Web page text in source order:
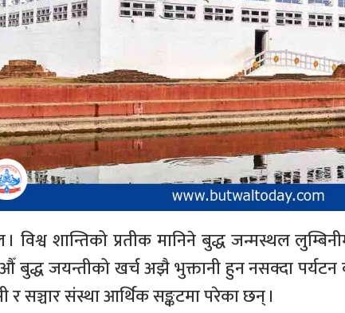
विश्व शान्तिको प्रतीक मानिने बुद्ध जन्मस्थल
बुद्ध जयन्तीको खर्च अझै भुक्तानी हुन नसक्दा पर्यटन
र सञ्चार संस्था आर्थिक सङ्कटमा परेका छन् ।